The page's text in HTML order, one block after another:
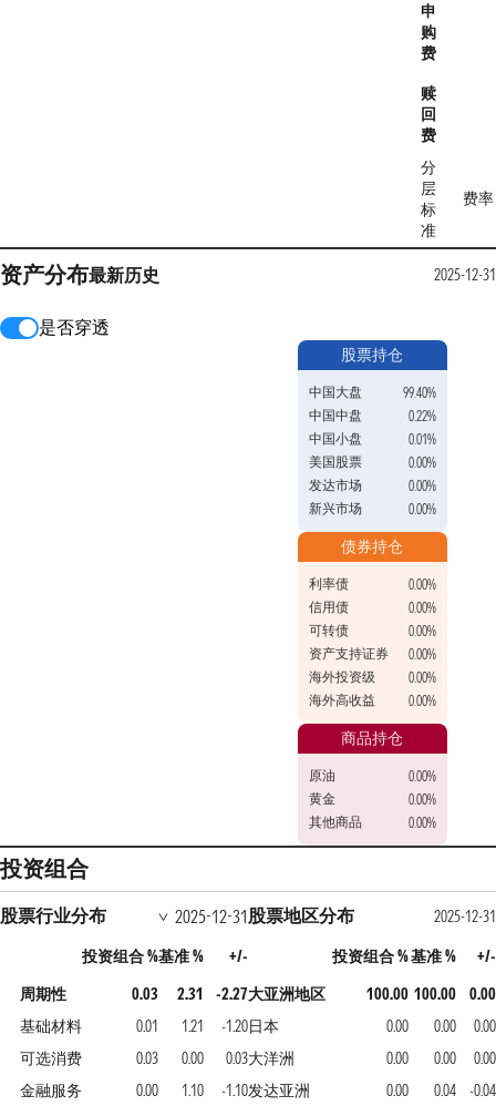
申
购
费
赎
回
费
分
层
标
准
费率
资产分布最新历史 2025-12-31
是否穿透
股票持仓
中国大盘
99.40%
中国中盘
0.22%
中国小盘
0.01%
美国股票
0.00%
发达市场
0.00%
新兴市场
0.00%
债券持仓
利率债
0.00%
信用债
0.00%
可转债
0.00%
资产支持证券
0.00%
海外投资级
0.00%
海外高收益
0.00%
商品持仓
原油
0.00%
黄金
0.00%
其他商品
0.00%
投资组合
股票行业分布 2025-12-31
投资组合 %基准 %
+/-
周期性
0.03 2.31
-2.27
基础材料
0.01 1.21
-1.20
可选消费
0.03 0.00
0.03
金融服务
0.00 1.10 -1.10
股票地区分布
2025-12-31
投资组合 %基准 %
+/-
大亚洲地区
100.00 100.00
0.00
日本
0.00 0.00
0.00
大洋洲
0.00 0.00
0.00
发达亚洲
0.00 0.04 -0.04